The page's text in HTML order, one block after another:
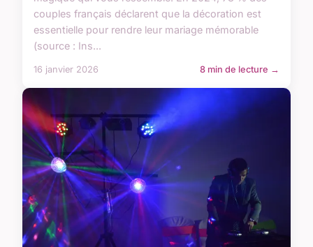
couples français déclarent que la décoration est
essentielle pour rendre leur mariage mémorable
(source : Ins...
16 janvier 2026 8 min de lecture →